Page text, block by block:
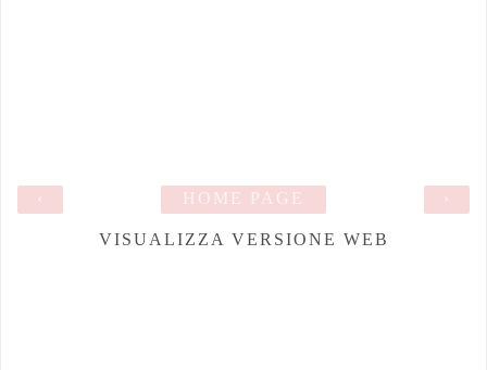
›
HOME PAGE
VISUALIZZA VERSIONE WEB